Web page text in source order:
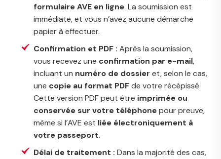
formulaire AVE en ligne. La soumission est
immédiate, et vous n’avez aucune démarche
papier à effectuer.
Confirmation et PDF : Après la soumission,
vous recevez une confirmation par e-mail,
incluant un numéro de dossier et, selon le cas,
une copie au format PDFde votre récépissé.
Cette version PDF peut être imprimée ou
conservée sur votre téléphonepour preuve,
même si l’AVE est liée électroniquement à
votre passeport.
Délai de traitement : Dans la majorité des cas,